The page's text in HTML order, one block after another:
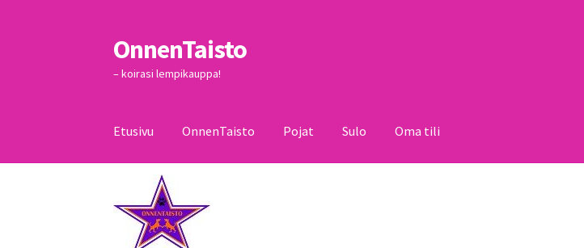
Siirry
navigointiin
Siirry
sisältöön
OnnenTaisto
– koirasi lempikauppa!
Etusivu OnnenTaisto Pojat Sulo Oma tili
Kassa